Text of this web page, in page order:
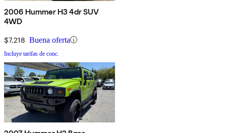
2006 Hummer H3 4dr SUV
4WD
$7,218 Buena oferta
Incluye tarifas de conc.